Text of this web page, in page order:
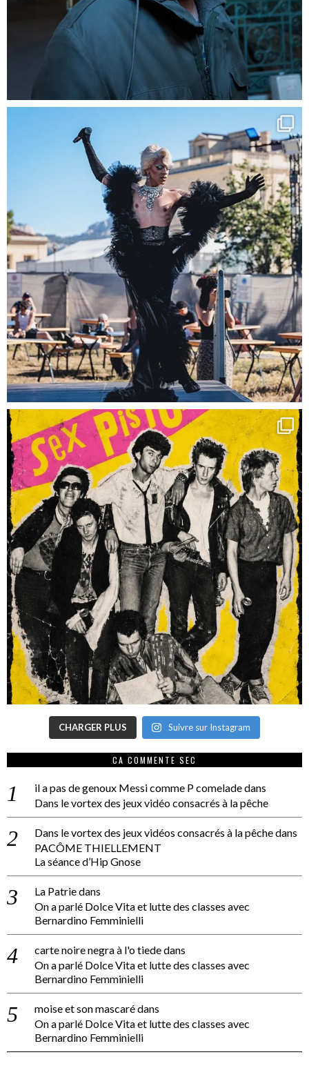
CHARGER PLUS Suivre sur Instagram
CA COMMENTE SEC
il a pas de genoux Messi comme P comeladedans
Dans le vortex des jeux vidéo consacrés à la pêche
Dans le vortex des jeux vidéos consacrés à la pêchedans
PACÔME THIELLEMENT
La séance d’Hip Gnose
La Patriedans
On a parlé Dolce Vita et lutte des classes avec
Bernardino Femminielli
carte noire negra à l'o tiededans
On a parlé Dolce Vita et lutte des classes avec
Bernardino Femminielli
moise et son mascarédans
On a parlé Dolce Vita et lutte des classes avec
Bernardino Femminielli